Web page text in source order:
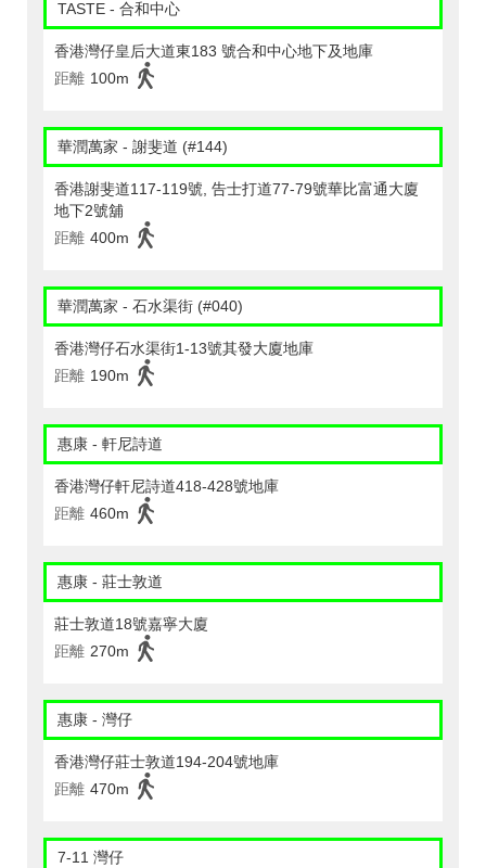
TASTE - 合和中心
香港灣仔皇后大道東183 號合和中心地下及地庫
距離 100m
華潤萬家 - 謝斐道 (#144)
香港謝斐道117-119號, 告士打道77-79號華比富通大廈
地下2號舖
距離 400m
華潤萬家 - 石水渠街 (#040)
香港灣仔石水渠街1-13號其發大廈地庫
距離 190m
惠康 - 軒尼詩道
香港灣仔軒尼詩道418-428號地庫
距離 460m
惠康 - 莊士敦道
莊士敦道18號嘉寧大廈
距離 270m
惠康 - 灣仔
香港灣仔莊士敦道194-204號地庫
距離 470m
7-11 灣仔